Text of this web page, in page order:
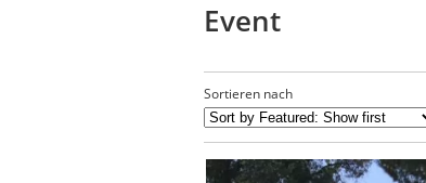
Event
Sortieren nach